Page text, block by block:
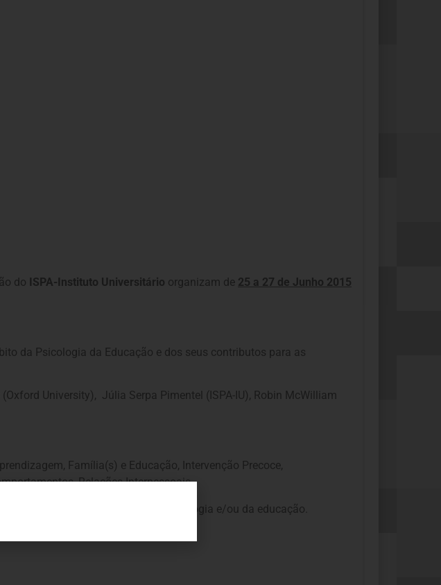
do ISPA-Instituto Universitário organizam de 25 a 27 de Junho 2015
da Psicologia da Educação e dos seus contributos para as
University), Júlia Serpa Pimentel (ISPA-IU), Robin McWilliam
Família(s) e Educação, Intervenção Precoce,
Relações Interpessoais.
e estudantes da área da psicologia e/ou da educação.